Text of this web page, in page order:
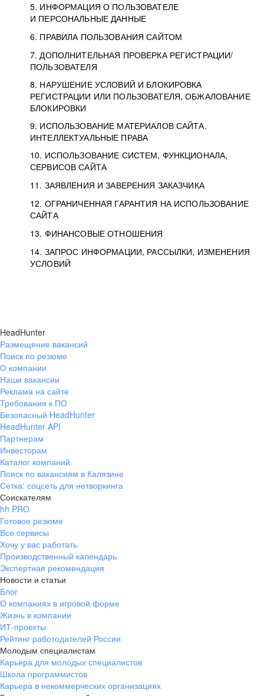
5. ИНФОРМАЦИЯ О ПОЛЬЗОВАТЕЛЕ
И ПЕРСОНАЛЬНЫЕ ДАННЫЕ
6. ПРАВИЛА ПОЛЬЗОВАНИЯ САЙТОМ
7. ДОПОЛНИТЕЛЬНАЯ ПРОВЕРКА РЕГИСТРАЦИИ/
ПОЛЬЗОВАТЕЛЯ
8. НАРУШЕНИЕ УСЛОВИЙ И БЛОКИРОВКА
РЕГИСТРАЦИИ ИЛИ ПОЛЬЗОВАТЕЛЯ, ОБЖАЛОВАНИЕ
БЛОКИРОВКИ
9. ИСПОЛЬЗОВАНИЕ МАТЕРИАЛОВ САЙТА.
ИНТЕЛЛЕКТУАЛЬНЫЕ ПРАВА
10. ИСПОЛЬЗОВАНИЕ СИСТЕМ, ФУНКЦИОНАЛА,
СЕРВИСОВ САЙТА
11. ЗАЯВЛЕНИЯ И ЗАВЕРЕНИЯ ЗАКАЗЧИКА
12. ОГРАНИЧЕННАЯ ГАРАНТИЯ НА ИСПОЛЬЗОВАНИЕ
САЙТА
13. ФИНАНСОВЫЕ ОТНОШЕНИЯ
14. ЗАПРОС ИНФОРМАЦИИ, РАССЫЛКИ, ИЗМЕНЕНИЯ
УСЛОВИЙ
HeadHunter
Размещение вакансий
Поиск по резюме
О компании
Наши вакансии
Реклама на сайте
Требования к ПО
Безопасный HeadHunter
HeadHunter API
Партнерам
Инвесторам
Каталог компаний
Поиск по вакансиям в Калязине
Сетка: соцсеть для нетворкинга
Соискателям
hh PRO
Готовое резюме
Все сервисы
Хочу у вас работать
Производственный календарь
Экспертная рекомендация
Новости и статьи
Блог
О компаниях в игровой форме
Жизнь в компании
ИТ-проекты
Рейтинг работодателей России
Молодым специалистам
Карьера для молодых специалистов
Школа программистов
Карьера в некоммерческих организациях